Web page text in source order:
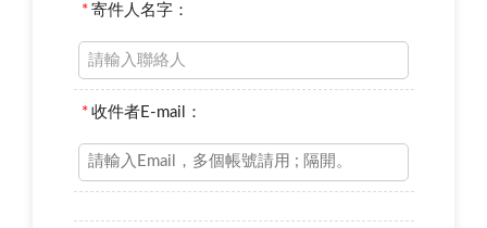
* 寄件人名字：
* 收件者E-mail：